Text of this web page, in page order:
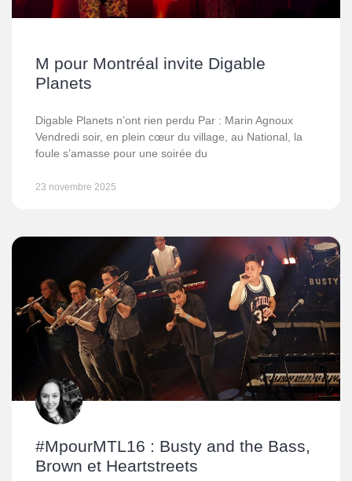
M pour Montréal invite Digable
Planets
Digable Planets n’ont rien perdu Par : Marin Agnoux
Vendredi soir, en plein cœur du village, au National, la
foule s’amasse pour une soirée du
23 novembre 2025
#MpourMTL16 : Busty and the Bass,
Brown et Heartstreets